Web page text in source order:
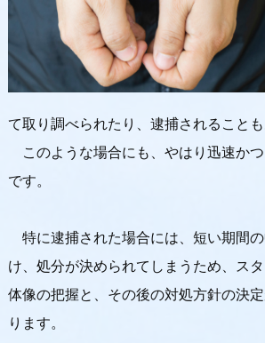
て取り調べられたり、逮捕されることも
このような場合にも、やはり迅速か
です。
特に逮捕された場合には、短い期間
け、処分が決められてしまうため、ス
体像の把握と、その後の対処方針の決
ります。